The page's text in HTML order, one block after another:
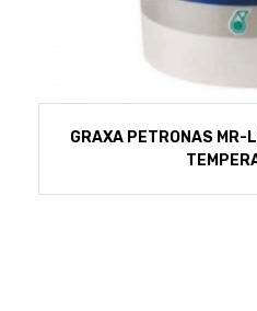
GRAXA PETRONAS MR-